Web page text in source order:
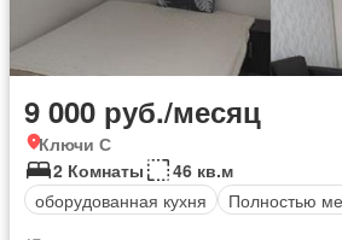
9 000 руб./месяц
Ключи С
2 Комнаты
46 кв.м
оборудованная кухня
Полностью